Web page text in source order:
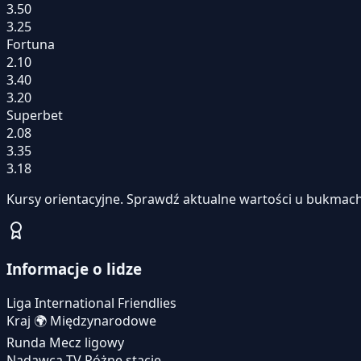
3.50
3.25
Fortuna
2.10
3.40
3.20
Superbet
2.08
3.35
3.18
Kursy orientacyjne. Sprawdź aktualne wartości u
Informacje o lidze
Liga International Friendlies
Kraj 🌍 Międzynarodowe
Runda Mecz ligowy